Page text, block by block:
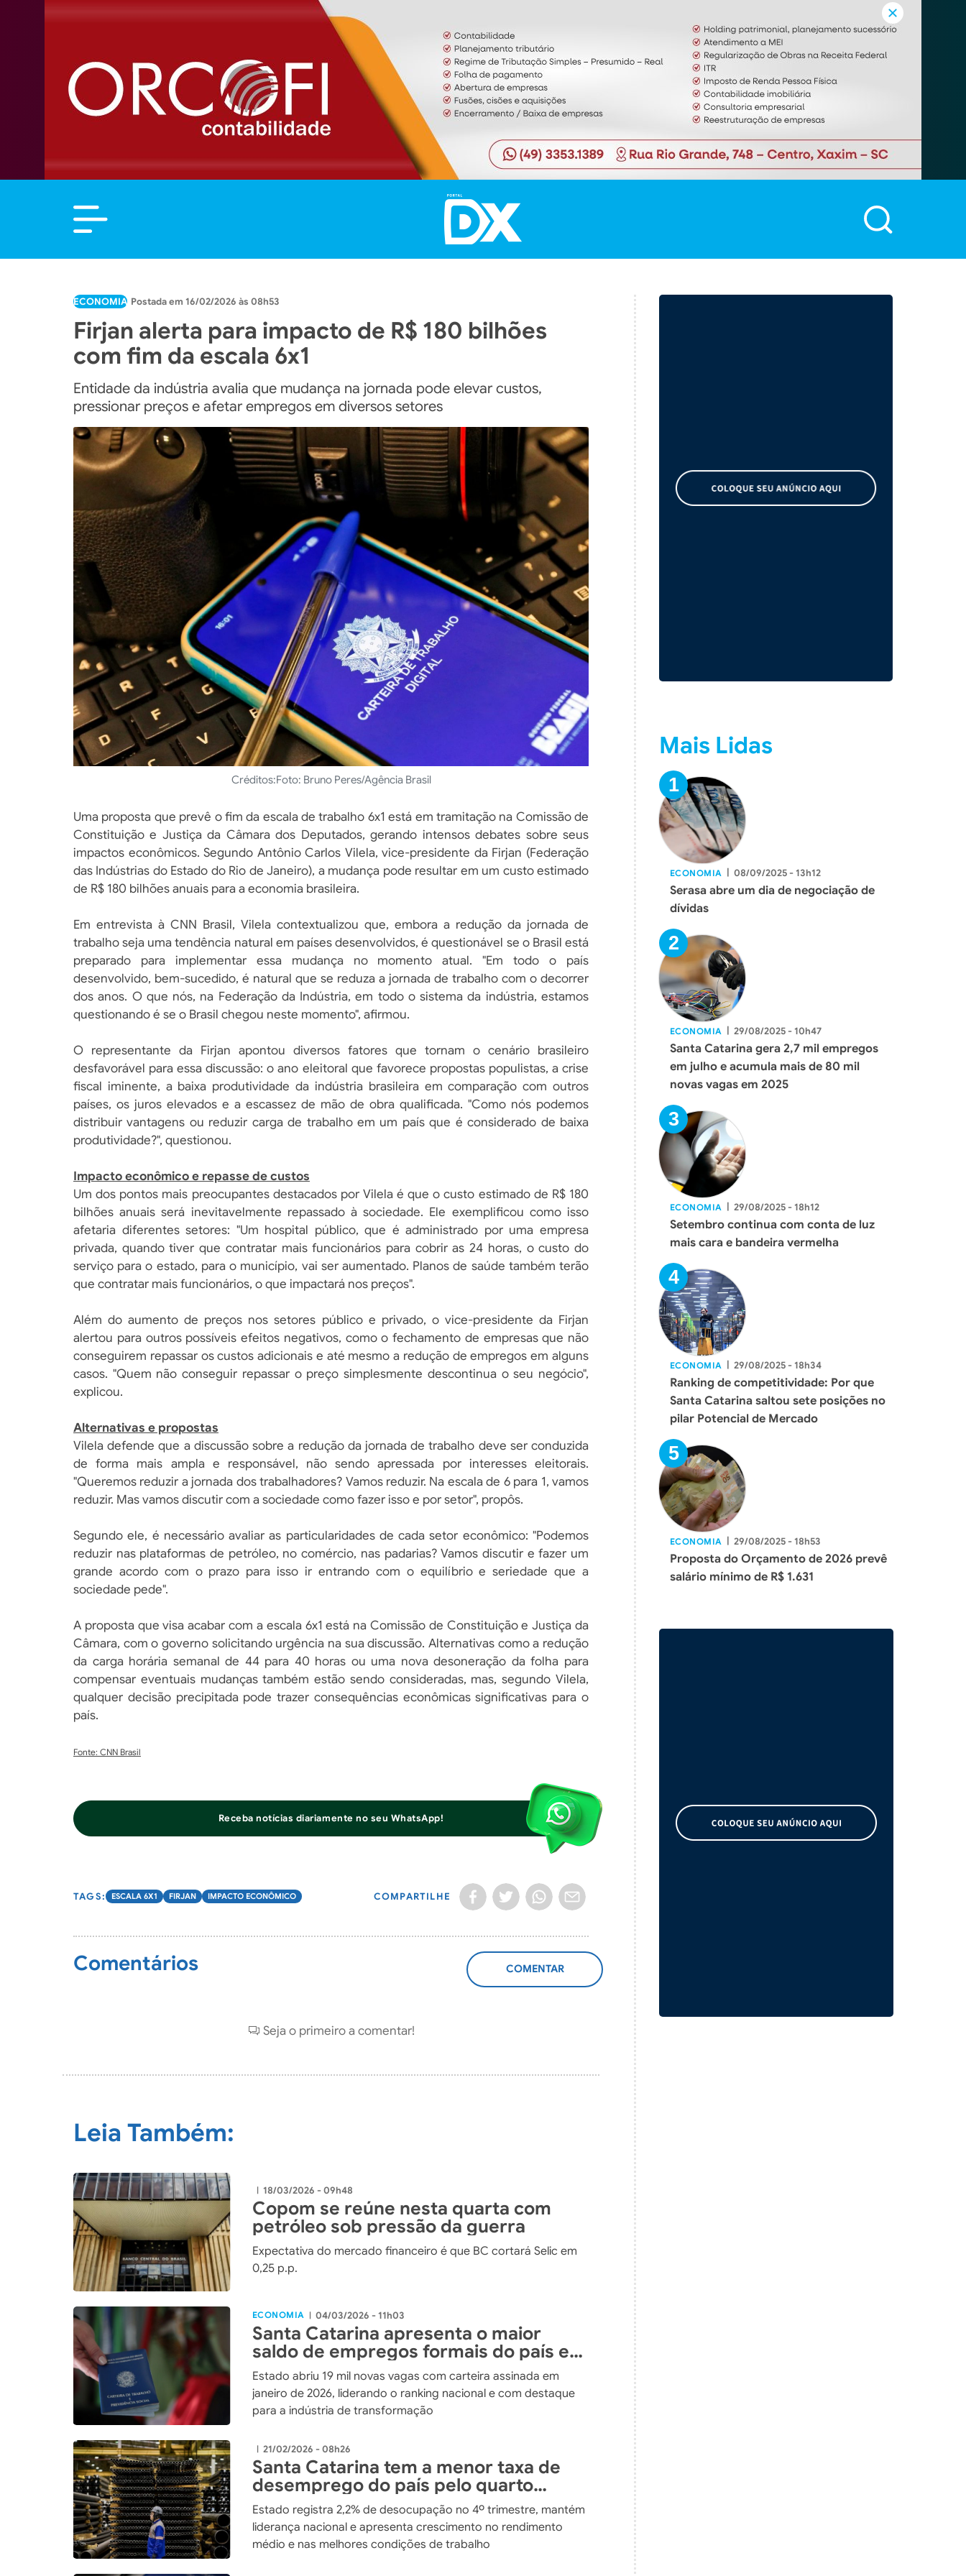
ECONOMIA 16/02/2026 às 08h53
Firjan alerta para impacto de R$ 180 bilhões
com fim da escala 6x1
Entidade da indústria avalia que mudança na jornada pode elevar custos,
pressionar preços e afetar empregos em diversos setores
Créditos:Foto: Bruno Peres/Agência Brasil
Uma proposta que prevê o fim da escala de trabalho 6x1 está em tramitação na Comissão de
Constituição e Justiça da Câmara dos Deputados, gerando intensos debates sobre seus
impactos econômicos. Segundo Antônio Carlos Vilela, vice-presidente da Firjan (Federação
das Indústrias do Estado do Rio de Janeiro), a mudança pode resultar em um custo estimado
de R$ 180 bilhões anuais para a economia brasileira.
Em entrevista à CNN Brasil, Vilela contextualizou que, embora a redução da jornada de
trabalho seja uma tendência natural em países desenvolvidos, é questionável se o Brasil está
preparado para implementar essa mudança no momento atual. "Em todo o país
desenvolvido, bem-sucedido, é natural que se reduza a jornada de trabalho com o decorrer
dos anos. O que nós, na Federação da Indústria, em todo o sistema da indústria, estamos
questionando é se o Brasil chegou neste momento", afirmou.
O representante da Firjan apontou diversos fatores que tornam o cenário brasileiro
desfavorável para essa discussão: o ano eleitoral que favorece propostas populistas, a crise
fiscal iminente, a baixa produtividade da indústria brasileira em comparação com outros
países, os juros elevados e a escassez de mão de obra qualificada. "Como nós podemos
distribuir vantagens ou reduzir carga de trabalho em um país que é considerado de baixa
produtividade?", questionou.
Impacto econômico e repasse de custos
Um dos pontos mais preocupantes destacados por Vilela é que o custo estimado de R$ 180
bilhões anuais será inevitavelmente repassado à sociedade. Ele exemplificou como isso
afetaria diferentes setores: "Um hospital público, que é administrado por uma empresa
privada, quando tiver que contratar mais funcionários para cobrir as 24 horas, o custo do
serviço para o estado, para o município, vai ser aumentado. Planos de saúde também terão
que contratar mais funcionários, o que impactará nos preços".
Além do aumento de preços nos setores público e privado, o vice-presidente da Firjan
alertou para outros possíveis efeitos negativos, como o fechamento de empresas que não
conseguirem repassar os custos adicionais e até mesmo a redução de empregos em alguns
casos. "Quem não conseguir repassar o preço simplesmente descontinua o seu negócio",
explicou.
Alternativas e propostas
Vilela defende que a discussão sobre a redução da jornada de trabalho deve ser conduzida
de forma mais ampla e responsável, não sendo apressada por interesses eleitorais.
"Queremos reduzir a jornada dos trabalhadores? Vamos reduzir. Na escala de 6 para 1, vamos
reduzir. Mas vamos discutir com a sociedade como fazer isso e por setor", propôs.
Segundo ele, é necessário avaliar as particularidades de cada setor econômico: "Podemos
reduzir nas plataformas de petróleo, no comércio, nas padarias? Vamos discutir e fazer um
grande acordo com o prazo para isso ir entrando com o equilíbrio e seriedade que a
sociedade pede".
A proposta que visa acabar com a escala 6x1 está na Comissão de Constituição e Justiça da
Câmara, com o governo solicitando urgência na sua discussão. Alternativas como a redução
da carga horária semanal de 44 para 40 horas ou uma nova desoneração da folha para
compensar eventuais mudanças também estão sendo consideradas, mas, segundo Vilela,
qualquer decisão precipitada pode trazer consequências econômicas significativas para o
país.
Fonte: CNN Brasil
Receba notícias diariamente no seu WhatsApp!
ESCALA 6X1 FIRJAN IMPACTO ECONÔMICO COMPARTILHE
Comentários
ADICIONAR
COMENTÁRIO
Seja o primeiro a comentar!
Leia Também:
| 18/03/2026 - 09h48
Copom se reúne nesta quarta com
petróleo sob pressão da guerra
Expectativa do mercado financeiro é que BC cortará Selic em
0,25 p.p.
ECONOMIA | 04/03/2026 - 11h03
Santa Catarina apresenta o maior
saldo de empregos formais do país em
janeiro deste ano
Estado abriu 19 mil novas vagas com carteira assinada em
janeiro de 2026, liderando o ranking nacional e com destaque
para a indústria de transformação
| 21/02/2026 - 08h26
Santa Catarina tem a menor taxa de
desemprego do país pelo quarto
trimestre consecutivo em 2025
Estado registra 2,2% de desocupação no 4º trimestre, mantém
liderança nacional e apresenta crescimento no rendimento
médio e nas melhores condições de trabalho
Mais Lidas
ECONOMIA | 08/09/2025 - 13h12
Serasa abre um dia de negociação de
dívidas
ECONOMIA | 29/08/2025 - 10h47
Santa Catarina gera 2,7 mil empregos
em julho e acumula mais de 80 mil
novas vagas em 2025
ECONOMIA | 29/08/2025 - 18h12
Setembro continua com conta de luz
mais cara e bandeira vermelha
ECONOMIA | 29/08/2025 - 18h34
Ranking de competitividade: Por que
Santa Catarina saltou sete posições no
pilar Potencial de Mercado
ECONOMIA | 29/08/2025 - 18h53
Proposta do Orçamento de 2026 prevê
salário mínimo de R$ 1.631